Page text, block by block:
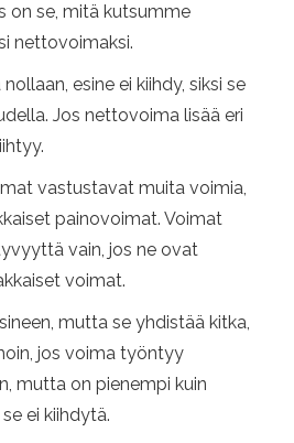
on se, mitä kutsumme
nettovoimaksi.
esine ei kiihdy, siksi se
Jos nettovoima lisää eri
vastustavat muita voimia,
painovoimat. Voimat
vain, jos ne ovat
voimat.
mutta se yhdistää kitka,
jos voima työntyy
mutta on pienempi kuin
ei kiihdytä.